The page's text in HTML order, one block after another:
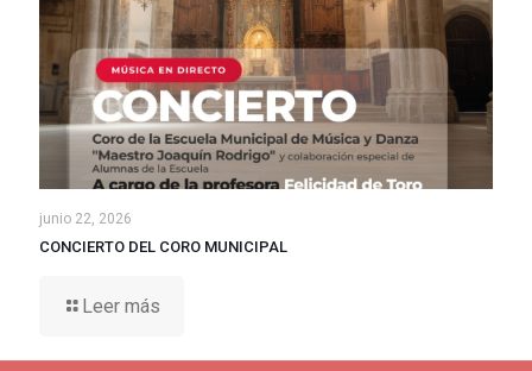
junio 22, 2026
CONCIERTO DEL CORO MUNICIPAL
Leer más